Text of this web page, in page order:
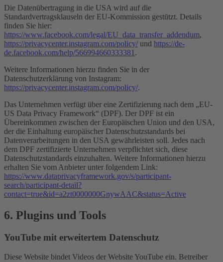
Die Datenübertragung in die USA wird auf die
Standardvertragsklauseln der EU-Kommission gestützt. Details
finden Sie hier:
https://www.facebook.com/legal/EU_data_transfer_addendum,
https://privacycenter.instagram.com/policy/ und https://de-
de.facebook.com/help/566994660333381 .
Weitere Informationen hierzu finden Sie in der
Datenschutzerklärung von Instagram:
https://privacycenter.instagram.com/policy/.
Das Unternehmen verfügt über eine Zertifizierung nach dem „EU-
US Data Privacy Framework“ (DPF). Der DPF ist ein
Übereinkommen zwischen der Europäischen Union und den USA,
der die Einhaltung europäischer Datenschutzstandards bei
Datenverarbeitungen in den USA gewährleisten soll. Jedes nach
dem DPF zertifizierte Unternehmen verpflichtet sich, diese
Datenschutzstandards einzuhalten. Weitere Informationen hierzu
erhalten Sie vom Anbieter unter folgendem Link:
https://www.dataprivacyframework.gov/s/participant-
search/participant-detail?
contact=true&id=a2zt0000000GnywAAC&status=Active
6. Plugins und Tools
YouTube mit erweitertem Datenschutz
Diese Website bindet Videos der Website YouTube ein. Betreiber